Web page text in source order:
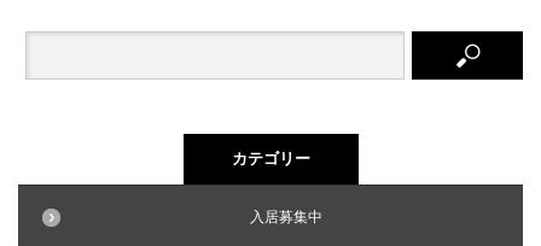
カテゴリー
入居募集中